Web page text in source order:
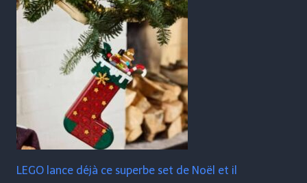
LEGO lance déjà ce superbe set de Noël et il